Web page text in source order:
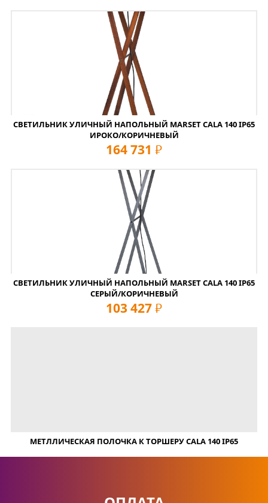
СВЕТИЛЬНИК УЛИЧНЫЙ НАПОЛЬНЫЙ MARSET CALA 140 IP65
ИРОКО/КОРИЧНЕВЫЙ
164 731 руб
СВЕТИЛЬНИК УЛИЧНЫЙ НАПОЛЬНЫЙ MARSET CALA 140 IP65
СЕРЫЙ/КОРИЧНЕВЫЙ
103 427 руб
МЕТЛЛИЧЕСКАЯ ПОЛОЧКА К ТОРШЕРУ CALA 140 IP65